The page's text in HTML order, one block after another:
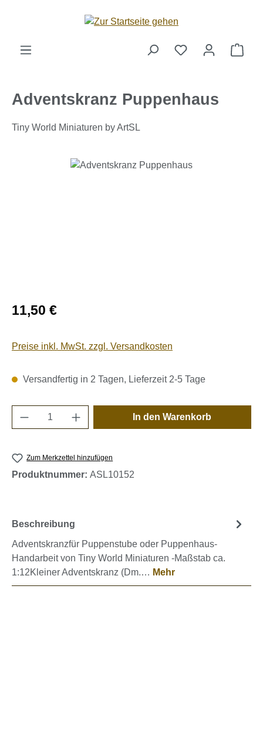
Zum Hauptinhalt springen
Adventskranz Puppenhaus
Tiny World Miniaturen by ArtSL
Bildergalerie überspringen
Regulärer Preis:
11,50 €
Preise inkl. MwSt. zzgl. Versandkosten
Versandfertig in 2 Tagen, Lieferzeit 2-5 Tage
Produkt Anzahl: Gib den gewünschten
In den Warenkorb
Zum Merkzettel hinzufügen
Produktnummer: ASL10152
Beschreibung
Adventskranzfür Puppenstube oder Puppenhaus-
Handarbeit von Tiny World Miniaturen -Maßstab ca.
1:12Kleiner Adventskranz (Dm.… Mehr